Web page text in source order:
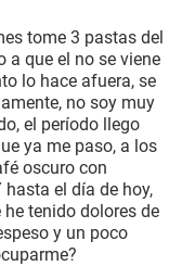
tome 3 pastas del
a que el no se viene
lo hace afuera, se
no soy muy
el período llego
ya me paso, a los
oscuro con
el día de hoy,
tenido dolores de
y un poco